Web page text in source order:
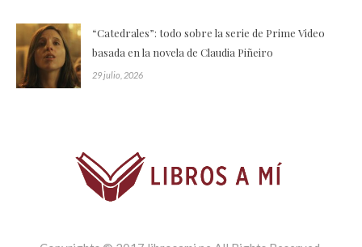
“Catedrales”: todo sobre la serie de Prime Video
basada en la novela de Claudia Piñeiro
29 julio, 2026